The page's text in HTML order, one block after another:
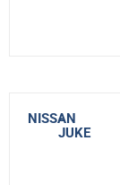
NISSAN
-
JUKE